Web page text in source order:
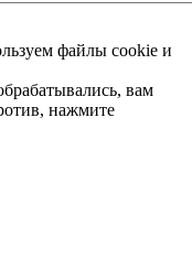
файлы cookie и
вам
нажмите